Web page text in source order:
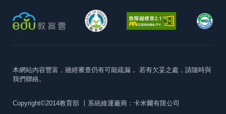
本網站內容豐富，雖經審查仍有可能疏漏， 若有欠妥之處，請隨時與
我們聯絡。
Copyright©2014教育部 丨系統維運廠商：卡米爾有限公司